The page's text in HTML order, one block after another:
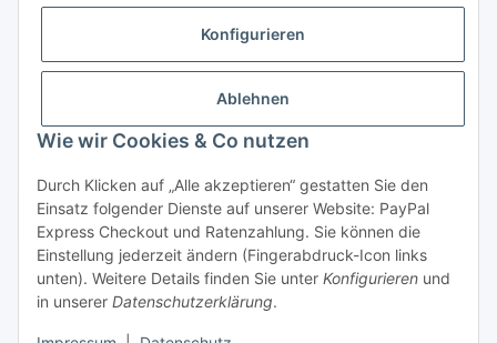
Konfigurieren
Ablehnen
Wie wir Cookies & Co nutzen
Durch Klicken auf „Alle akzeptieren“ gestatten Sie den
Einsatz folgender Dienste auf unserer Website: PayPal
Express Checkout und Ratenzahlung. Sie können die
Einstellung jederzeit ändern (Fingerabdruck-Icon links
unten). Weitere Details finden Sie unter Konfigurieren und
in unserer Datenschutzerklärung.
Informationen
Gesetzliche Informationen
Vertrag widerrufen